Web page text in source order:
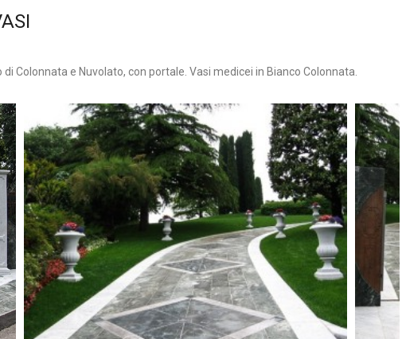
Colonnata e Nuvolato, con portale. Vasi medicei in Bianco Colonnata.